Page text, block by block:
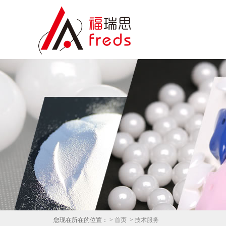
您现在所在的位置： > 首页 > 技术服务